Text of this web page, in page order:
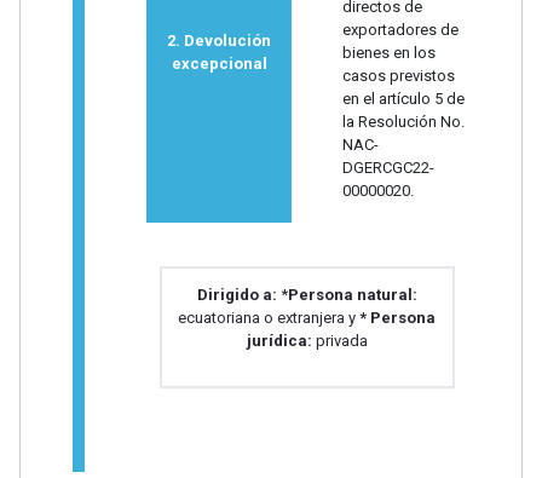
2. Devolución
excepcional
directos de
exportadores de
bienes en los
casos previstos
en el artículo 5 de
la Resolución No.
NAC-
DGERCGC22-
00000020.
Dirigido a: *Persona natural:
ecuatoriana o extranjera y * Persona
jurídica: privada